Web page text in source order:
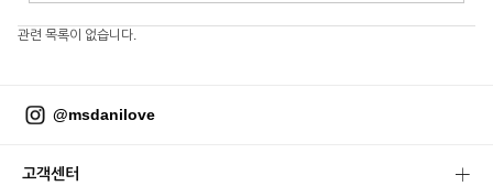
관련 목록이 없습니다.
@msdanilove
고객센터